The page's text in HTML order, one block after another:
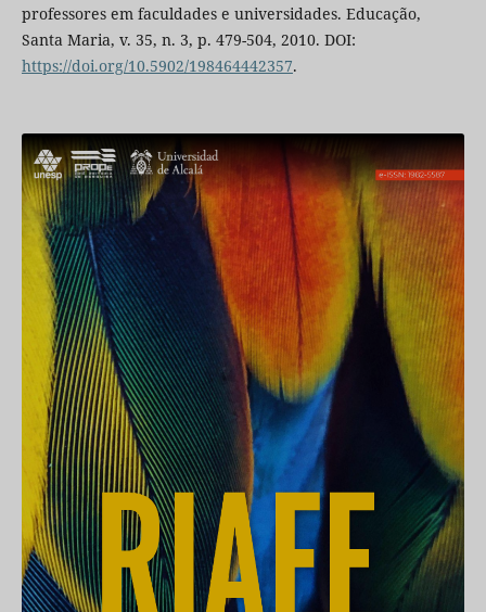
professores em faculdades e universidades. Educação,
Santa Maria, v. 35, n. 3, p. 479-504, 2010. DOI:
https://doi.org/10.5902/198464442357.